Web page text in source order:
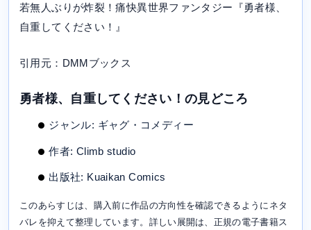
若無人ぶりが炸裂！痛快異世界ファンタジー『勇者様、
自重してください！』
引用元：DMMブックス
勇者様、自重してください！の見どころ
ジャンル: ギャグ・コメディー
作者: Climb studio
出版社: Kuaikan Comics
このあらすじは、購入前に作品の方向性を確認できるようにネタ
バレを抑えて整理しています。詳しい展開は、正規の電子書籍ス